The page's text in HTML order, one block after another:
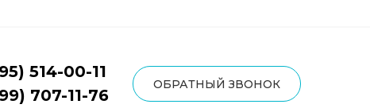
514-00-11
707-11-76
ОБРАТНЫЙ ЗВОНОК